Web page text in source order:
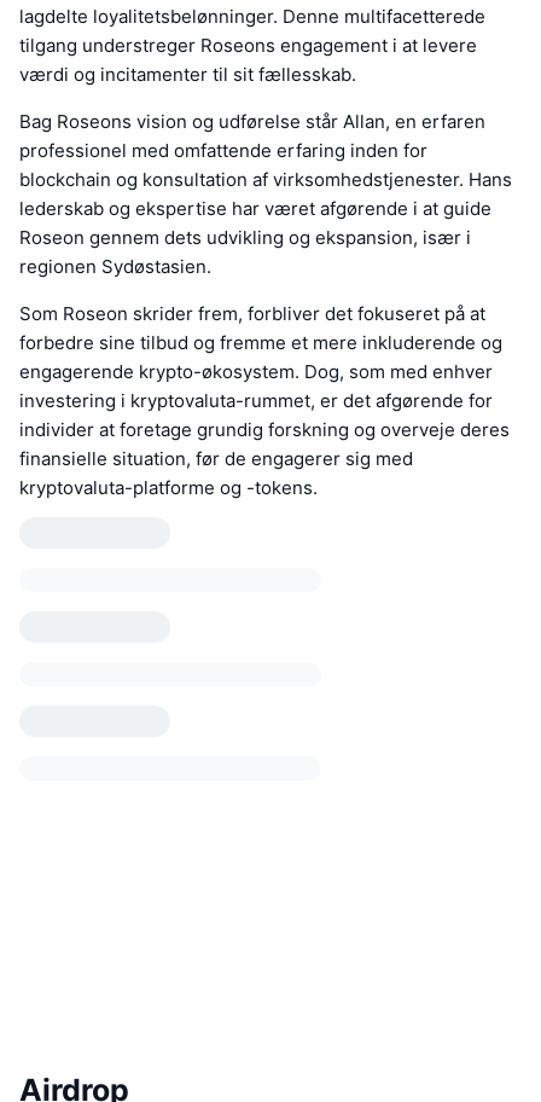
lagdelte loyalitetsbelønninger. Denne multifacetterede
tilgang understreger Roseons engagement i at levere
værdi og incitamenter til sit fællesskab.
Bag Roseons vision og udførelse står Allan, en erfaren
professionel med omfattende erfaring inden for
blockchain og konsultation af virksomhedstjenester. Hans
lederskab og ekspertise har været afgørende i at guide
Roseon gennem dets udvikling og ekspansion, især i
regionen Sydøstasien.
Som Roseon skrider frem, forbliver det fokuseret på at
forbedre sine tilbud og fremme et mere inkluderende og
engagerende krypto-økosystem. Dog, som med enhver
investering i kryptovaluta-rummet, er det afgørende for
individer at foretage grundig forskning og overveje deres
finansielle situation, før de engagerer sig med
kryptovaluta-platforme og -tokens.
Airdrop